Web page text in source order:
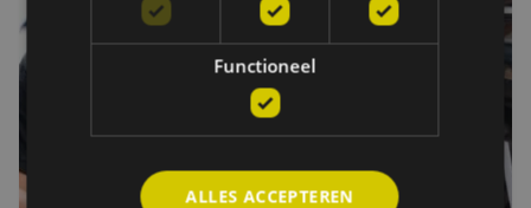
Functioneel
ALLES ACCEPTEREN